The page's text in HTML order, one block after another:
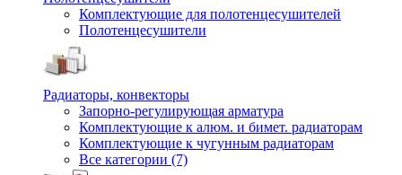
Комплектующие для полотенцесушителей
Полотенцесушители
Радиаторы, конвекторы
Запорно-регулирующая арматура
Комплектующие к алюм. и бимет. радиаторам
Комплектующие к чугунным радиаторам
Все категории (7)